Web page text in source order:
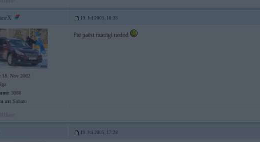
19. Jul 2005, 16:35
18. Nov 2002
3088
ar: Subaru
Pat paēst mierīgi nedod
19. Jul 2005, 17:28